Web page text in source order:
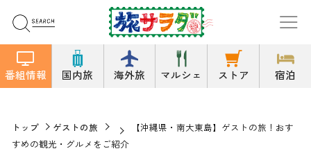
番組情報 国内旅 海外旅 マルシェ ストア 宿泊
トップ ゲストの旅
【沖縄県・南大東島】ゲストの旅！おす
すめの観光・グルメをご紹介